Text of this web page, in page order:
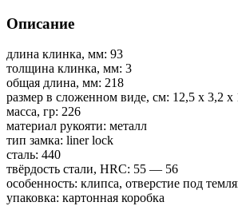
Описание
длина клинка, мм: 93
толщина клинка, мм: 3
общая длина, мм: 218
размер в сложенном виде, см: 12,5 х 3,2 х
масса, гр: 226
материал рукояти: металл
тип замка: liner lock
сталь: 440
твёрдость стали, HRC: 55 — 56
особенность: клипса, отверстие под
упаковка: картонная коробка